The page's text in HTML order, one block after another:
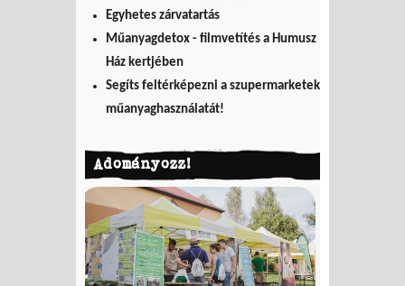
Egyhetes zárvatartás
Műanyagdetox - filmvetítés a Humusz
Ház kertjében
Segíts feltérképezni a szupermarketek
műanyaghasználatát!
Adományozz!